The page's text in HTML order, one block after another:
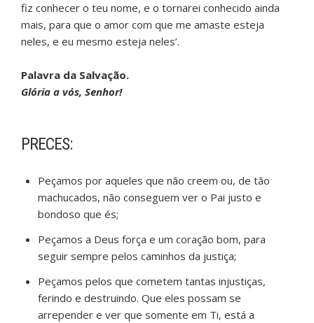
fiz conhecer o teu nome, e o tornarei conhecido ainda
mais, para que o amor com que me amaste esteja
neles, e eu mesmo esteja neles’.
Palavra da Salvação.
Glória a vós, Senhor!
PRECES:
Peçamos por aqueles que não creem ou, de tão
machucados, não conseguem ver o Pai justo e
bondoso que és;
Peçamos a Deus força e um coração bom, para
seguir sempre pelos caminhos da justiça;
Peçamos pelos que cometem tantas injustiças,
ferindo e destruindo. Que eles possam se
arrepender e ver que somente em Ti, está a